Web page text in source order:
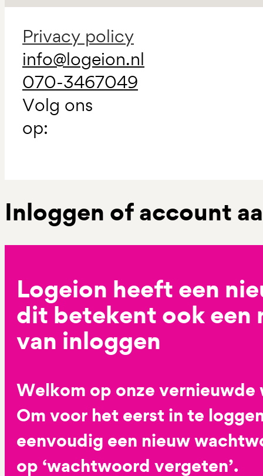
Privacy policy
info@logeion.nl
070-3467049
Volg ons
op:
Inloggen of account
Logeion heeft een
dit betekent ook een
van inloggen
Welkom op onze vernieuwde
Om voor het eerst in te
eenvoudig een nieuw
op ‘wachtwoord vergeten’.